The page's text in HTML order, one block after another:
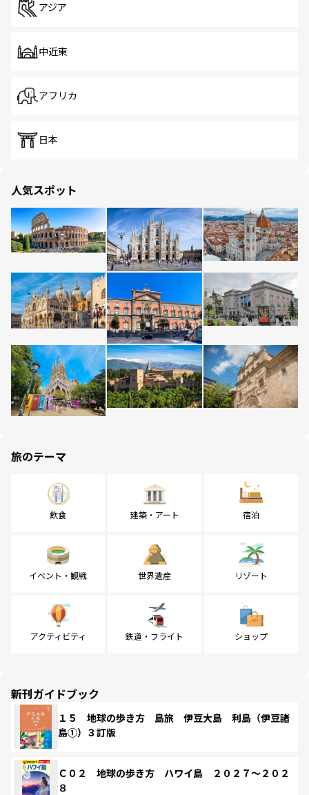
アジア
中近東
アフリカ
日本
人気スポット
旅のテーマ
飲食 建築・アート 宿泊
イベント・観戦 世界遺産 リゾート
アクティビティ 鉄道・フライト ショップ
新刊ガイドブック
１５ 地球の歩き方 島旅 伊豆大島 利島（伊豆諸
島①）３訂版
Ｃ０２ 地球の歩き方 ハワイ島 ２０２７～２０２
８